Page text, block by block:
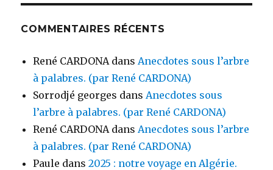
COMMENTAIRES RÉCENTS
René CARDONA dans Anecdotes sous l’arbre
à palabres. (par René CARDONA)
Sorrodjé georges dans Anecdotes sous
l’arbre à palabres. (par René CARDONA)
René CARDONA dans Anecdotes sous l’arbre
à palabres. (par René CARDONA)
Paule dans2025 : notre voyage en Algérie.